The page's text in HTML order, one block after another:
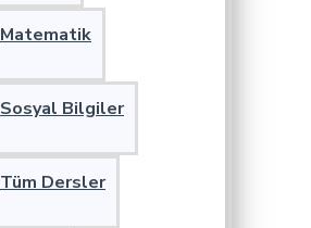
Matematik
Sosyal Bilgiler
Tüm Dersler